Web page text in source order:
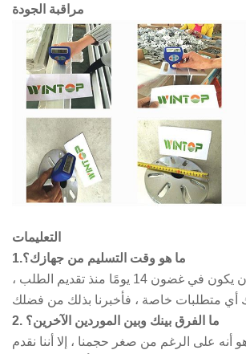
مراقبة الجودة
التعليمات
1.ما هو وقت التسليم من جهازك؟
بشكل عام ، يجب أن يكون في غضون 14 يومًا منذ تقديم الطلب ،
2. ما الفرق بينك وبين الموردين الآخرين؟
هو أنه على الرغم من صغر حجمنا ، إلا أننا نقدم